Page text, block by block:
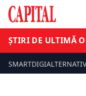
ȘTIRI DE ULTIMĂ
SMARTDIGI